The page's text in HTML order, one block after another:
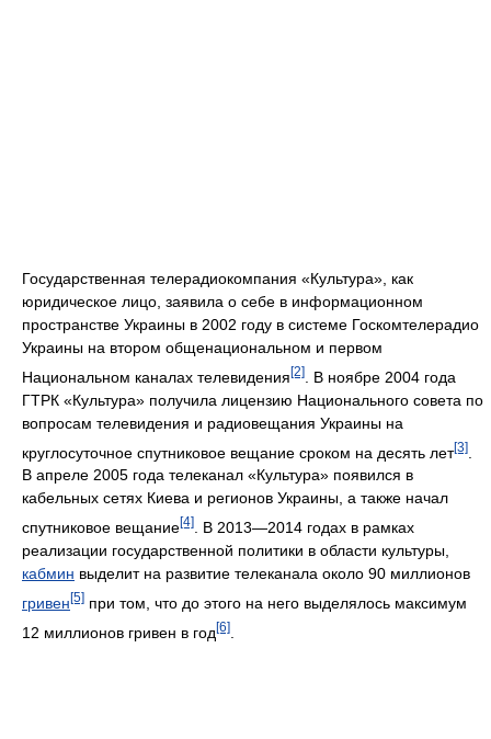
Государственная телерадиокомпания «Культура», как
юридическое лицо, заявила о себе в информационном
пространстве Украины в 2002 году в системе Госкомтелерадио
Украины на втором общенациональном и первом
Национальном каналах телевидения[2]
. В ноябре 2004 года
ГТРК «Культура» получила лицензию Национального совета по
вопросам телевидения и радиовещания Украины на
круглосуточное спутниковое вещание сроком на десять лет[3]
В апреле 2005 года телеканал «Культура» появился в
кабельных сетях Киева и регионов Украины, а также начал
спутниковое вещание[4]
. В 2013—2014 годах в рамках
реализации государственной политики в области культуры,
кабмин выделит на развитие телеканала около 90 миллионов
гривен[5] при том, что до этого на него выделялось максимум
12 миллионов гривен в год[6]